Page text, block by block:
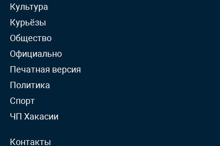
Культура
Курьёзы
Общество
Официально
Печатная версия
Политика
Спорт
ЧП Хакасии
Контакты